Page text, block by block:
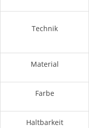
Technik
Material
Farbe
Haltbarkeit